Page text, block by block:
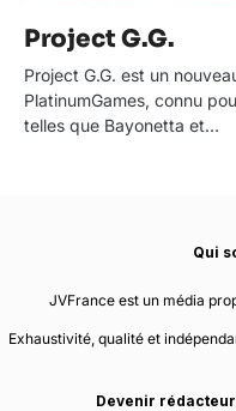
Project G.G.
Project G.G. est un
PlatinumGames, connu
telles que Bayonetta et…
Qui
JVFrance est un média
Exhaustivité, qualité et
Devenir